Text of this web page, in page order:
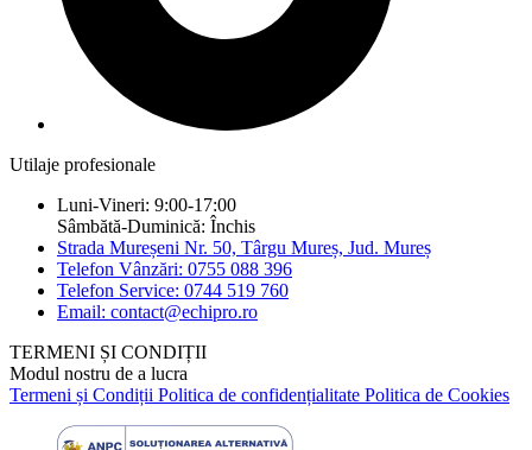
Utilaje profesionale
Luni-Vineri: 9:00-17:00
Sâmbătă-Duminică: Închis
Strada Mureșeni Nr. 50, Târgu Mureș, Jud. Mureș
Telefon Vânzări: 0755 088 396
Telefon Service: 0744 519 760
Email: contact@echipro.ro
TERMENI ȘI CONDIȚII
Modul nostru de a lucra
Termeni și Condiții Politica de confidențialitate Politica de Cookies